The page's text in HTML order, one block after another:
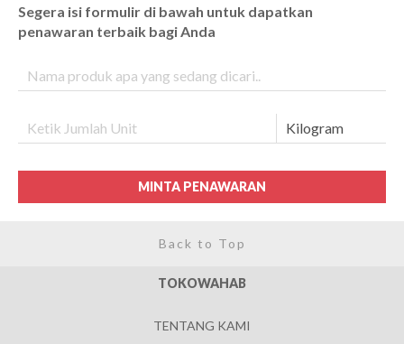
Segera isi formulir di bawah untuk dapatkan
penawaran terbaik bagi Anda
MINTA PENAWARAN
Back to Top
TOKOWAHAB
TENTANG KAMI